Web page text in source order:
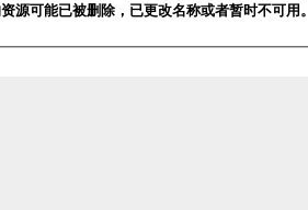
源可能已被删除，已更改名称或者暂时不可用。